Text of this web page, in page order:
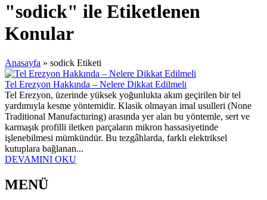
"sodick" ile Etiketlenen
Konular
Anasayfa » sodick Etiketi
Tel Erezyon Hakkında – Nelere Dikkat Edilmeli
Tel Erezyon, üzerinde yüksek yoğunlukta akım geçirilen bir tel
yardımıyla kesme yöntemidir. Klasik olmayan imal usulleri (None
Traditional Manufacturing) arasında yer alan bu yöntemle, sert ve
karmaşık profilli iletken parçaların mikron hassasiyetinde
işlenebilmesi mümkündür. Bu tezgâhlarda, farklı elektriksel
kutuplara bağlanan...
DEVAMINI OKU
MENÜ